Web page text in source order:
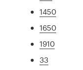
1450
1650
1910
33